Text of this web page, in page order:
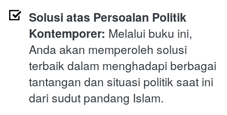
Solusi atas Persoalan Politik
Kontemporer: Melalui buku ini,
Anda akan memperoleh solusi
terbaik dalam menghadapi berbagai
tantangan dan situasi politik saat ini
dari sudut pandang Islam.